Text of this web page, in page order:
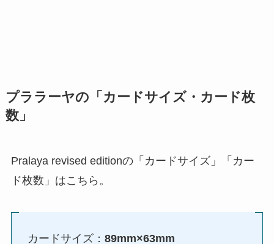
プララーヤの「カードサイズ・カード枚
数」
Pralaya revised editionの「カードサイズ」「カー
ド枚数」はこちら。
カードサイズ： 89mm×63mm